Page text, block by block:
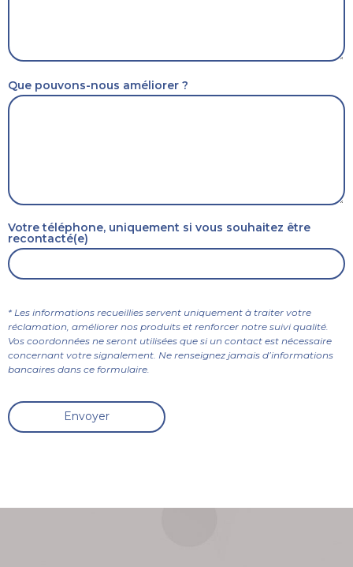
Que pouvons-nous améliorer ?
Votre téléphone, uniquement si vous souhaitez être
recontacté(e)
* Les informations recueillies servent uniquement à traiter votre
réclamation, améliorer nos produits et renforcer notre suivi qualité.
Vos coordonnées ne seront utilisées que si un contact est nécessaire
concernant votre signalement. Ne renseignez jamais d’informations
bancaires dans ce formulaire.